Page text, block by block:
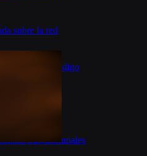
sobre la red
la nube sin código
internacionales